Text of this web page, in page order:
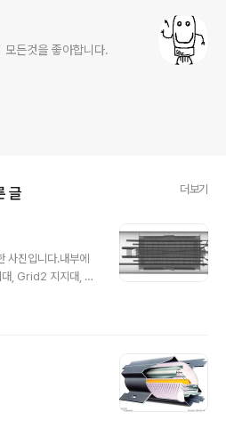
든것을 좋아합니다.
글 더보기
진입니다.내부에
, Grid2 지지대, 그
생성하고 진공관